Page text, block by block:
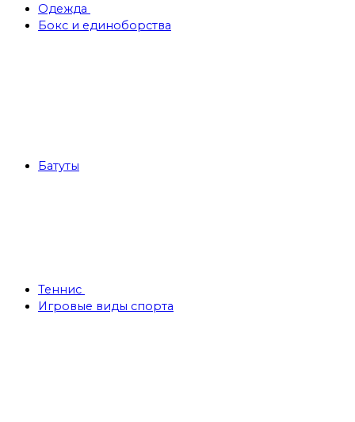
Одежда
Бокс и единоборства
Батуты
Теннис
Игровые виды спорта